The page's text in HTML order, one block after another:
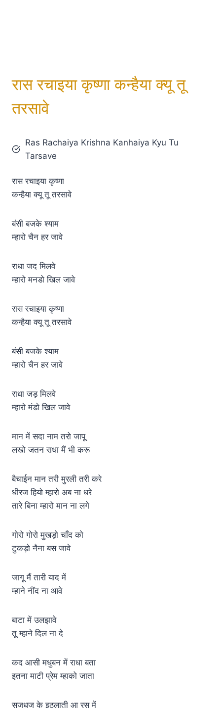
रास रचाइया कृष्णा कन्हैया क्यू तू
तरसावे
Ras Rachaiya Krishna Kanhaiya Kyu Tu
Tarsave
रास रचाइया कृष्णा
कन्हैया क्यू तू तरसावे
बंसी बजके श्याम
म्हारो चैन हर जावे
राधा जद मिलवे
म्हारो मनडो खिल जावे
रास रचाइया कृष्णा
कन्हैया क्यू तू तरसावे
बंसी बजके श्याम
म्हारो चैन हर जावे
राधा जड़ मिलवे
म्हारो मंडो खिल जावे
मान में सदा नाम तरो जापू
लखो जतन राधा मैं भी करू
बैचाईन मान तरी मुरली तरी करे
धीरज हियो म्हारो अब ना धरे
तारे बिना म्हारो मान ना लगे
गोरो गोरो मुखड़ो चाँद को
टुकड़ो नैना बस जावे
जागू मैं तारी याद में
म्हाने नींद ना आवे
बाटा में उलझावे
तू म्हाने दिल ना दे
कद आसी मधुबन में राधा बता
इतना माटी प्रेम म्हाको जाता
सजधज के इठलाती आ रस में